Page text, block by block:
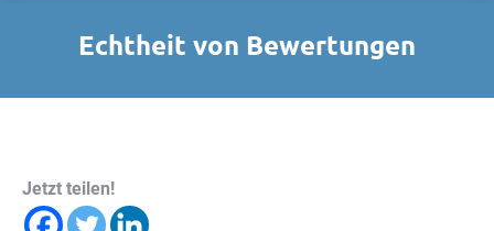
Echtheit von Bewertungen
Jetzt teilen!